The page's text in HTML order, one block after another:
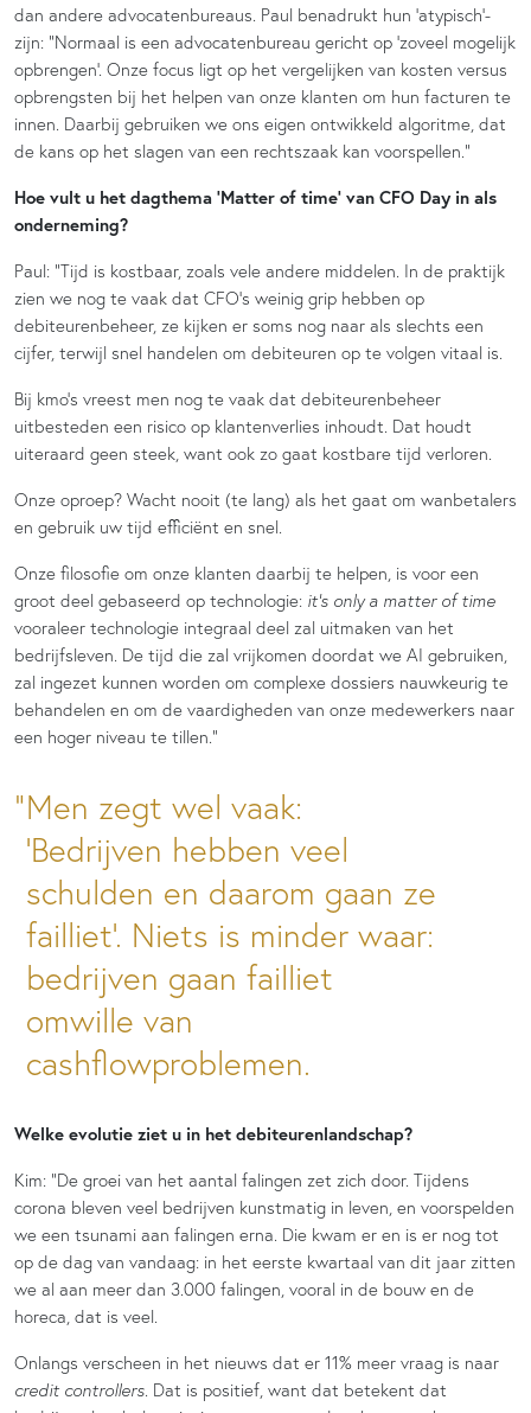
dan andere advocatenbureaus. Paul benadrukt hun ‘atypisch’-
zijn: “Normaal is een advocatenbureau gericht op ‘zoveel mogelijk
opbrengen’. Onze focus ligt op het vergelijken van kosten versus
opbrengsten bij het helpen van onze klanten om hun facturen te
innen. Daarbij gebruiken we ons eigen ontwikkeld algoritme, dat
de kans op het slagen van een rechtszaak kan voorspellen.”
Hoe vult u het dagthema ‘Matter of time’ van CFO Day in als
onderneming?
Paul: “Tijd is kostbaar, zoals vele andere middelen. In de praktijk
zien we nog te vaak dat CFO’s weinig grip hebben op
debiteurenbeheer, ze kijken er soms nog naar als slechts een
cijfer, terwijl snel handelen om debiteuren op te volgen vitaal is.
Bij kmo’s vreest men nog te vaak dat debiteurenbeheer
uitbesteden een risico op klantenverlies inhoudt. Dat houdt
uiteraard geen steek, want ook zo gaat kostbare tijd verloren.
Onze oproep? Wacht nooit (te lang) als het gaat om wanbetalers
en gebruik uw tijd efficiënt en snel.
Onze filosofie om onze klanten daarbij te helpen, is voor een
groot deel gebaseerd op technologie: it’s only a matter of time
vooraleer technologie integraal deel zal uitmaken van het
bedrijfsleven. De tijd die zal vrijkomen doordat we AI gebruiken,
zal ingezet kunnen worden om complexe dossiers nauwkeurig te
behandelen en om de vaardigheden van onze medewerkers naar
een hoger niveau te tillen.”
Men zegt wel vaak:
‘Bedrijven hebben veel
schulden en daarom gaan ze
failliet’. Niets is minder waar:
bedrijven gaan failliet
omwille van
cashflowproblemen.
Welke evolutie ziet u in het debiteurenlandschap?
Kim: “De groei van het aantal falingen zet zich door. Tijdens
corona bleven veel bedrijven kunstmatig in leven, en voorspelden
we een tsunami aan falingen erna. Die kwam er en is er nog tot
op de dag van vandaag: in het eerste kwartaal van dit jaar zitten
we al aan meer dan 3.000 falingen, vooral in de bouw en de
horeca, dat is veel.
Onlangs verscheen in het nieuws dat er 11% meer vraag is naar
credit controllers. Dat is positief, want dat betekent dat